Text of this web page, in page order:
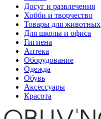
Досуг и развлечения
Хобби и творчество
Товары для животных
Для школы и офиса
Гигиена
Аптека
Оборудование
Одежда
Обувь
Аксессуары
Красота